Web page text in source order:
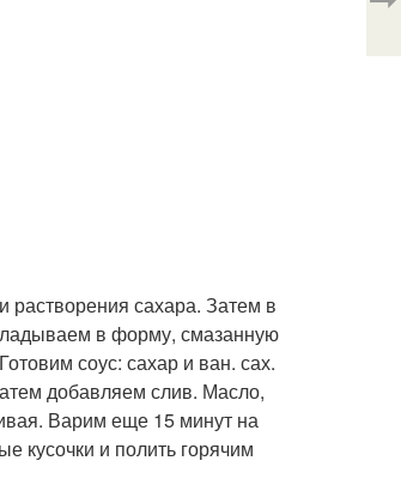
растворения сахара. Затем в
в форму, смазанную
соус: сахар и ван. сах.
добавляем слив. Масло,
Варим еще 15 минут на
кусочки и полить горячим